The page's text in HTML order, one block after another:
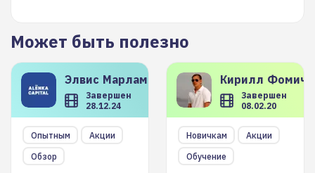
Может быть полезно
Элвис Марламов
Завершен
28.12.24
Опытным
Акции
Обзор
Кирилл
Завершен
08.02.20
Новичкам
Акции
Обучение